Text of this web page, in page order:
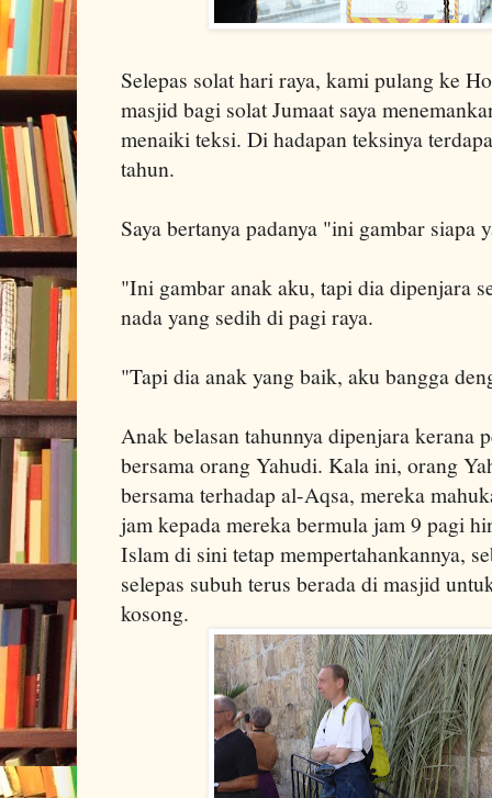
Selepas solat hari raya, kami pulang ke
masjid bagi solat Jumaat saya
menaiki teksi. Di hadapan teksinya
tahun.
Saya bertanya padanya "ini gambar siapa
"Ini gambar anak aku, tapi dia dipenjara
nada yang sedih di pagi raya.
"Tapi dia anak yang baik, aku bangga
Anak belasan tahunnya dipenjara kerana
bersama orang Yahudi. Kala ini, orang
bersama terhadap al-Aqsa, mereka
jam kepada mereka bermula jam 9 pagi
Islam di sini tetap mempertahankannya,
selepas subuh terus berada di masjid
kosong.